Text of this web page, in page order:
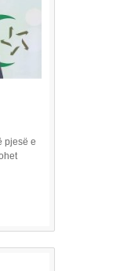
pjesë e